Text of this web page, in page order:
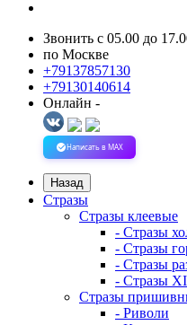
Звонить с 05.00 до
по Москве
+79137857130
+79130140614
Онлайн -
Написать в MAX
Назад
Стразы
Стразы клеевые
- Стразы
- Стразы
- Стразы
- Стразы
Стразы
- Риволи